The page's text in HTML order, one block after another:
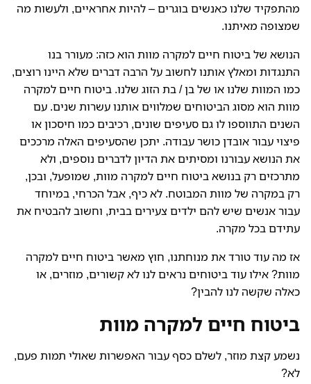
מהתפקיד שלנו כאנשים בוגרים – להיות אחראיים, ולעשות מה
שמצופה מאיתנו.
הנושא של ביטוח חיים למקרה מוות הוא כזה: מעורר בנו
התנגדות ומאלץ אותנו לחשוב על הרבה דברים שלא היינו רוצים,
כמו המוות שלנו או של בן / בת הזוג שלנו. ביטוח חיים למקרה
מוות הוא מסוג הביטוחים שמלווים אותנו עשרות שנים. עם
השנים התווספו לו גם סעיפים שונים, רכיבים כמו חיסכון או
פיצוי עבור אובדן כושר עבודה. יתכן שהסעיפים האלה מרככים
את הנושא עבורנו ומסיתים את הדיון לדברים נוספים, ולא
מתרכזים רק בנושא ביטוח חיים למקרה מוות, שמופעל, ובכן,
רק במקרה של מוות המבוטח. לא כיף, אבל הכרחי, במיוחד
עבור אנשים שיש להם ילדים צעירים בבית, וחשוב להבטיח את
עתידם בכל מקרה.
אז מה עוד טורד את מנוחתנו, חוץ מאשר ביטוח חיים למקרה
מוות? אילו עוד ביטוחים נראים לנו לא קשורים, מוזרים, או
כאלה שקשה לנו להבין?
ביטוח חיים למקרה מוות
נשמע קצת מוזר, לשלם כסף עבור האפשרות שאולי תמות פעם,
לא?